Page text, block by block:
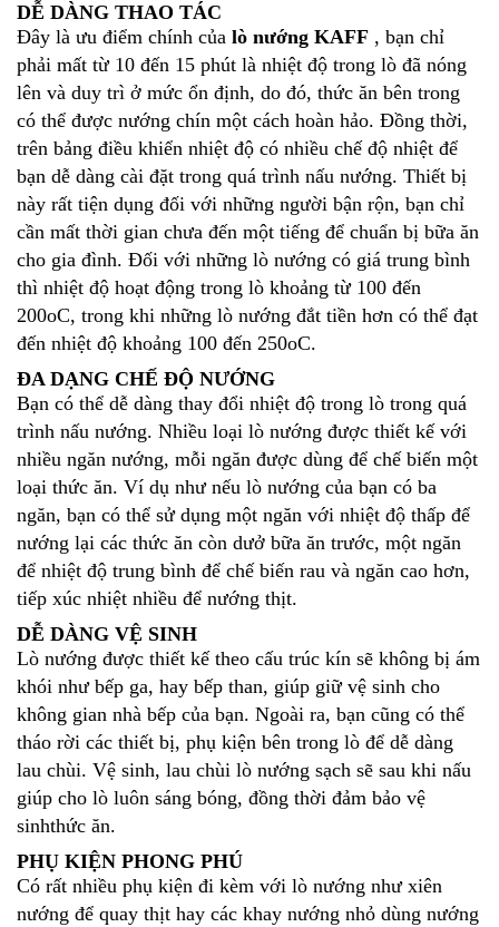
DỄ DÀNG THAO TÁC
Đây là ưu điểm chính của lò nướng KAFF , bạn chỉ
phải mất từ 10 đến 15 phút là nhiệt độ trong lò đã nóng
lên và duy trì ở mức ổn định, do đó, thức ăn bên trong
có thể được nướng chín một cách hoàn hảo. Đồng thời,
trên bảng điều khiển nhiệt độ có nhiều chế độ nhiệt để
bạn dễ dàng cài đặt trong quá trình nấu nướng. Thiết bị
này rất tiện dụng đối với những người bận rộn, bạn chỉ
cần mất thời gian chưa đến một tiếng để chuẩn bị bữa ăn
cho gia đình. Đối với những lò nướng có giá trung bình
thì nhiệt độ hoạt động trong lò khoảng từ 100 đến
200oC, trong khi những lò nướng đắt tiền hơn có thể đạt
đến nhiệt độ khoảng 100 đến 250oC.
ĐA DẠNG CHẾ ĐỘ NƯỚNG
Bạn có thể dễ dàng thay đổi nhiệt độ trong lò trong quá
trình nấu nướng. Nhiều loại lò nướng được thiết kế với
nhiều ngăn nướng, mỗi ngăn được dùng để chế biến một
loại thức ăn. Ví dụ như nếu lò nướng của bạn có ba
ngăn, bạn có thể sử dụng một ngăn với nhiệt độ thấp để
nướng lại các thức ăn còn dưở bữa ăn trước, một ngăn
để nhiệt độ trung bình để chế biến rau và ngăn cao hơn,
tiếp xúc nhiệt nhiều để nướng thịt.
DỄ DÀNG VỆ SINH
Lò nướng được thiết kế theo cấu trúc kín sẽ không bị ám
khói như bếp ga, hay bếp than, giúp giữ vệ sinh cho
không gian nhà bếp của bạn. Ngoài ra, bạn cũng có thể
tháo rời các thiết bị, phụ kiện bên trong lò để dễ dàng
lau chùi. Vệ sinh, lau chùi lò nướng sạch sẽ sau khi nấu
giúp cho lò luôn sáng bóng, đồng thời đảm bảo vệ
sinhthức ăn.
PHỤ KIỆN PHONG PHÚ
Có rất nhiều phụ kiện đi kèm với lò nướng như xiên
nướng để quay thịt hay các khay nướng nhỏ dùng nướng